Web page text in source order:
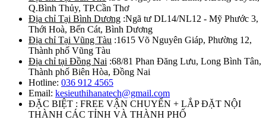
Q.Bình Thủy, TP.Cần Thơ
Địa chỉ Tại Bình Dương :Ngã tư DL14/NL12 - Mỹ Phước 3,
Thới Hoà, Bến Cát, Bình Dương
Địa chỉ Tại Vũng Tàu :1615 Võ Nguyên Giáp, Phường 12,
Thành phố Vũng Tàu
Địa chỉ tại Đồng Nai :68/81 Phan Đăng Lưu, Long Bình Tân,
Thành phố Biên Hòa, Đồng Nai
Hotline: 036 912 4565
Email: kesieuthihanatech@gmail.com
ĐẶC BIỆT : FREE VẬN CHUYỂN + LẮP ĐẶT NỘI
THÀNH CÁC TỈNH VÀ THÀNH PHỐ